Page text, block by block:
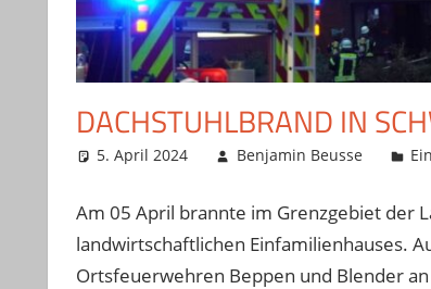
DACHSTUHLBRAND IN
5. April 2024 Benjamin Beusse
Am 05 April brannte im Grenzgebiet der
landwirtschaftlichen Einfamilienhauses.
Ortsfeuerwehren Beppen und Blender